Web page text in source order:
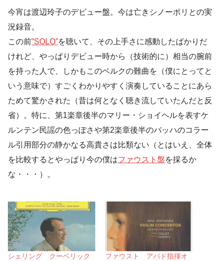
今宵は渡辺玲子のデビュー盤。今は亡きシノーポリとの実
況録音。
この前”SOLO”を聴いて、その上手さに感動したばかりだ
けれど、やっぱりデビュー時から（技術的に）相当の腕前
を持った人で、しかもこのベルクの難曲を（僕にとってと
いう意味で）すごくわかりやすく演奏していることにあら
ためて驚かされた（昔は何となく聴き流していたんだと反
省）。特に、第1楽章後半のマリー・ショイヘルを表すケ
ルンテン民謡の色っぽさや第2楽章後半のバッハのコラー
ル引用部分の静かなる高貴さは比類ない（とはいえ、全体
を比較するとやっぱり今の僕はファウスト盤を採るか
な・・・）。
シェリング クーベリック
ファウスト アバド指揮オ